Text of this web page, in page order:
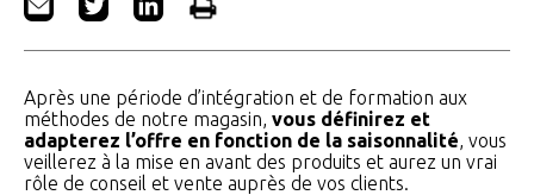
Après une période d’intégration et de formation aux
méthodes de notre magasin, vous définirez et
adapterez l’offre en fonction de la saisonnalité, vous
veillerez à la mise en avant des produits et aurez un vrai
rôle de conseil et vente auprès de vos clients.